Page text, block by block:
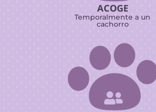
ACOGE
Temporalmente a un
cachorro
